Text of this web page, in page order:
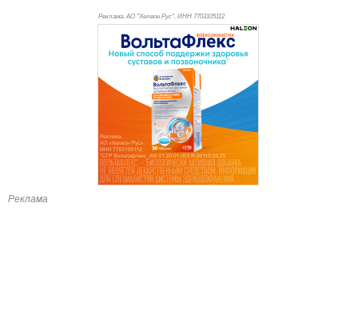
Реклама. АО "Хелеон Рус", ИНН 7703105112
Реклама